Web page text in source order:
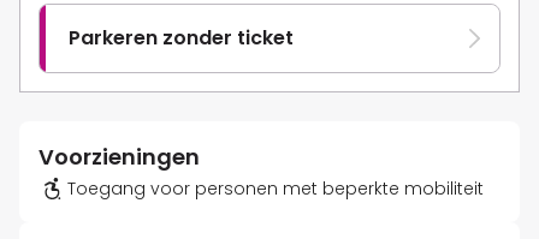
Parkeren zonder ticket
Voorzieningen
Toegang voor personen met beperkte mobiliteit